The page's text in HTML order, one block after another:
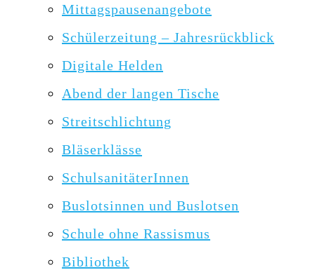
Mittagspausenangebote
Schülerzeitung – Jahresrückblick
Digitale Helden
Abend der langen Tische
Streitschlichtung
Bläserklässe
SchulsanitäterInnen
Buslotsinnen und Buslotsen
Schule ohne Rassismus
Bibliothek